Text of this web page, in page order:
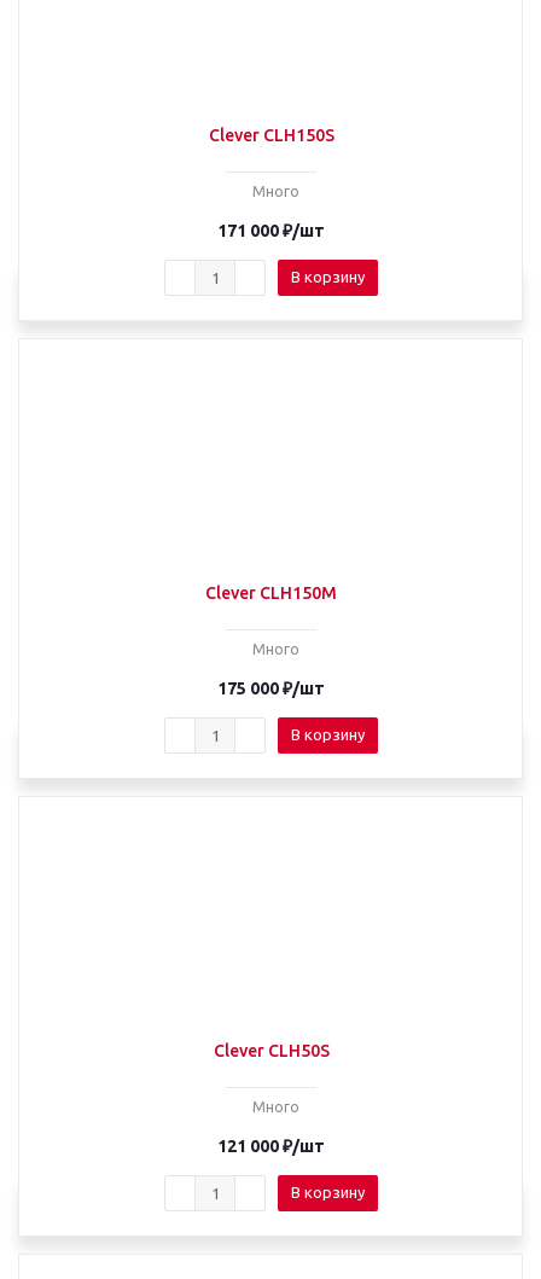
Clever CLH150S
Много
171 000₽/шт
В корзину
Clever CLH150M
Много
175 000₽/шт
В корзину
Clever CLH50S
Много
121 000₽/шт
В корзину